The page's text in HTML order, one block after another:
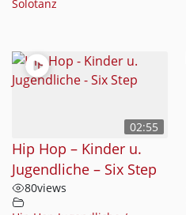
Solotanz
02:55
Hip Hop – Kinder u.
Jugendliche – Six Step
80views